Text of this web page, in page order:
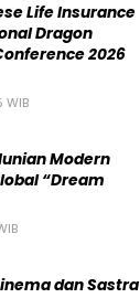
Life Insurance
Dragon
2026
WIB
Modern
“Dream
dan Sastra